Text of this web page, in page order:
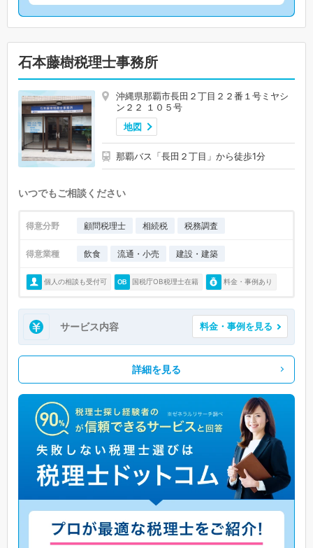
石本藤樹税理士事務所
沖縄県那覇市長田２丁目２２番１号ミヤシ
ン２２ １０５号
地図
那覇バス「長田２丁目」から徒歩1分
いつでもご相談ください
得意分野 顧問税理士 相続税 税務調査
得意業種 飲食 流通・小売 建設・建築
個人の相談も受付可 国税庁OB税理士在籍 料金・事例あり
サービス内容 料金・事例を見る
詳細を見る